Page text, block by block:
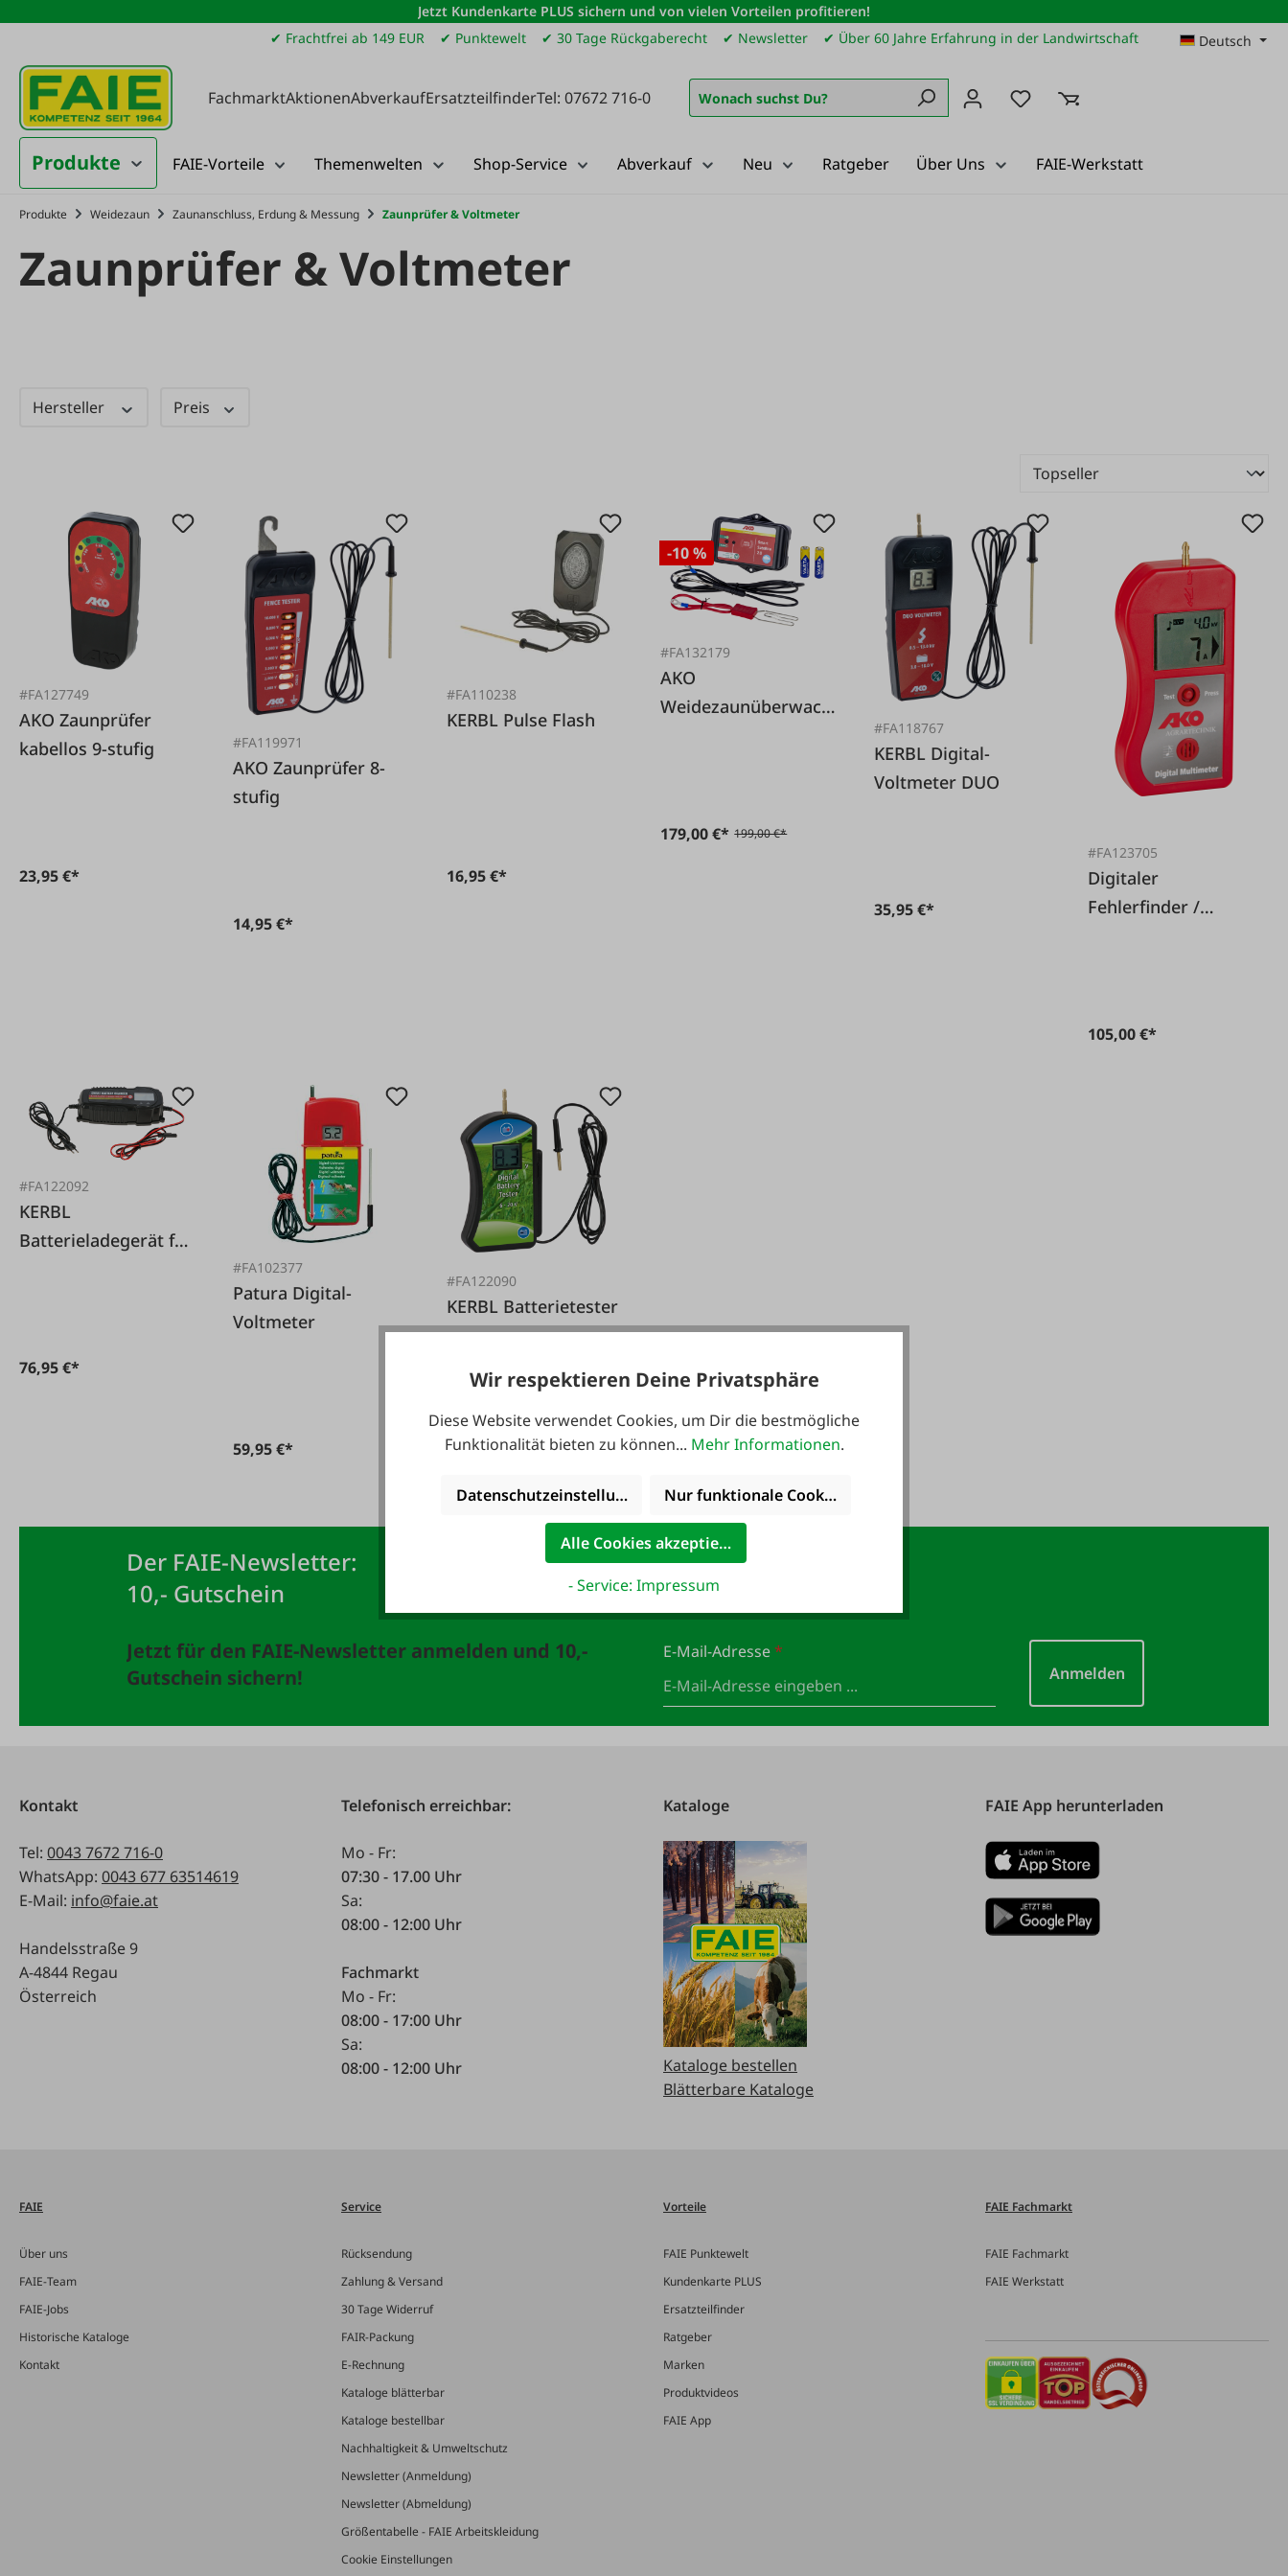
Hauptinhalt springen
Zur Suche springen
Zur Hauptnavigation springen
Jetzt Kundenkarte PLUS sichern und von vielen Vorteilen profitieren!
✔ Frachtfrei ab 149 EUR
✔ Punktewelt ✔ 30 Tage Rückgaberecht ✔ Newsletter ✔ Über 60 Jahre Erfahrung in der Landwirtschaft Deutsch
FachmarktAktionenAbverkaufErsatzteilfinderTel: 07672 716-0 Du hast 0 Produkte auf dem
Produkte FAIE-Vorteile Themenwelten Shop-Service Abverkauf Neu Ratgeber Über Uns FAIE-Werkstatt
Produkte Weidezaun Zaunanschluss, Erdung & Messung Zaunprüfer & Voltmeter
Zaunprüfer & Voltmeter
Hersteller Preis
#FA127749
AKO Zaunprüfer
kabellos 9-stufig
23,95 €*
#FA119971
AKO Zaunprüfer 8-
stufig
14,95 €*
#FA110238
KERBL Pulse Flash
16,95 €*
-10 %
#FA132179
AKO
Weidezaunüberwach
179,00 €* 199,00 €*
#FA118767
KERBL Digital-
Voltmeter DUO
35,95 €*
#FA123705
Digitaler
Fehlerfinder /
105,00 €*
#FA122092
KERBL
Batterieladegerät für
76,95 €*
#FA102377
Patura Digital-
Voltmeter
59,95 €*
#FA122090
KERBL Batterietester
Der FAIE-Newsletter:
10,- Gutschein
Jetzt für den FAIE-Newsletter anmelden und 10,-
Gutschein sichern!
E-Mail-Adresse*
Anmelden
Kontakt
Tel: 0043 7672 716-0
WhatsApp: 0043 677 63514619
E-Mail: info@faie.at
Handelsstraße 9
A-4844 Regau
Österreich
Telefonisch erreichbar:
Mo - Fr:
07:30 - 17.00 Uhr
Sa:
08:00 - 12:00 Uhr
Fachmarkt
Mo - Fr:
08:00 - 17:00 Uhr
Sa:
08:00 - 12:00 Uhr
Kataloge
Kataloge bestellen
Blätterbare Kataloge
FAIE App herunterladen
FAIE
Über uns
FAIE-Team
FAIE-Jobs
Historische Kataloge
Kontakt
Service
Rücksendung
Zahlung & Versand
30 Tage Widerruf
FAIR-Packung
E-Rechnung
Kataloge blätterbar
Kataloge bestellbar
Nachhaltigkeit & Umweltschutz
Newsletter (Anmeldung)
Newsletter (Abmeldung)
Größentabelle - FAIE Arbeitskleidung
Cookie Einstellungen
Vorteile
FAIE Punktewelt
Kundenkarte PLUS
Ersatzteilfinder
Ratgeber
Marken
Produktvideos
FAIE App
FAIE Fachmarkt
FAIE Fachmarkt
FAIE Werkstatt
Wir respektieren Deine Privatsphäre
Diese Website verwendet Cookies, um Dir die bestmögliche
Funktionalität bieten zu können... Mehr Informationen.
Datenschutzeinstellungen Nur funktionale Cookies akzeptieren
Alle Cookies akzeptieren
- Service: Impressum